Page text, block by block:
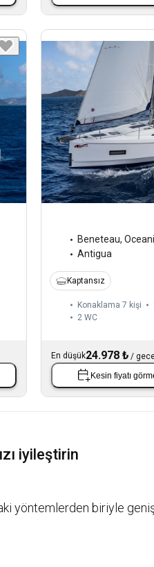
Beneteau,
Antigua
Kaptansız
Konaklama 7 kişi
2 WC
En düşük24.978 ₺/
Kesin fiyatı
iyileştirin
yöntemlerden biriyle